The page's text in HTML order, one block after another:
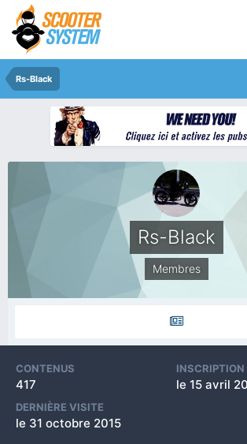
Rs-Black
Rs-Black
Membres
CONTENUS
417
INSCRIPTION
le 15 avril
DERNIÈRE VISITE
le 31 octobre 2015